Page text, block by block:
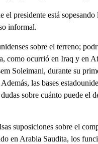
el presidente está sopesando
informal.
sobre el terreno;
como ocurrió en Iraq y en
Soleimani, durante su
las bases
sobre cuánto puede el
suposiciones sobre el
en Arabia Saudita, los